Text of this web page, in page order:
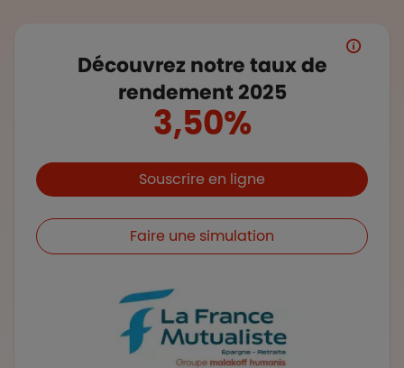
Découvrez notre taux de
rendement 2025
3,50%
Boutons et liensSouscrire en ligne
Faire une simulation